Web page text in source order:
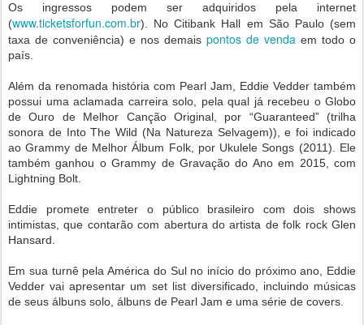
Os ingressos podem ser adquiridos pela internet
(www.ticketsforfun.com.br). No Citibank Hall em São Paulo (sem
taxa de conveniência) e nos demais pontos de venda em todo o
país.
Além da renomada história com Pearl Jam, Eddie Vedder também
possui uma aclamada carreira solo, pela qual já recebeu o Globo
de Ouro de Melhor Canção Original, por “Guaranteed” (trilha
sonora de Into The Wild (Na Natureza Selvagem)), e foi indicado
ao Grammy de Melhor Álbum Folk, por Ukulele Songs (2011). Ele
também ganhou o Grammy de Gravação do Ano em 2015, com
Lightning Bolt.
Eddie promete entreter o público brasileiro com dois shows
intimistas, que contarão com abertura do artista de folk rock Glen
Hansard.
Em sua turnê pela América do Sul no início do próximo ano, Eddie
Vedder vai apresentar um set list diversificado, incluindo músicas
de seus álbuns solo, álbuns de Pearl Jam e uma série de covers.